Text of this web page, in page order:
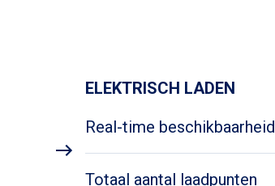
ELEKTRISCH LADEN
Real-time beschikbaarheid
Totaal aantal laadpunten